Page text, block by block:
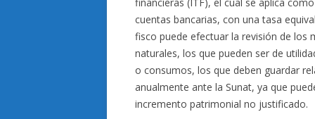
cuentas bancarias, con una tasa
fisco puede efectuar la revisión de los
naturales, los que pueden ser de
o consumos, los que deben guardar
anualmente ante la Sunat, ya que
incremento patrimonial no justificado.